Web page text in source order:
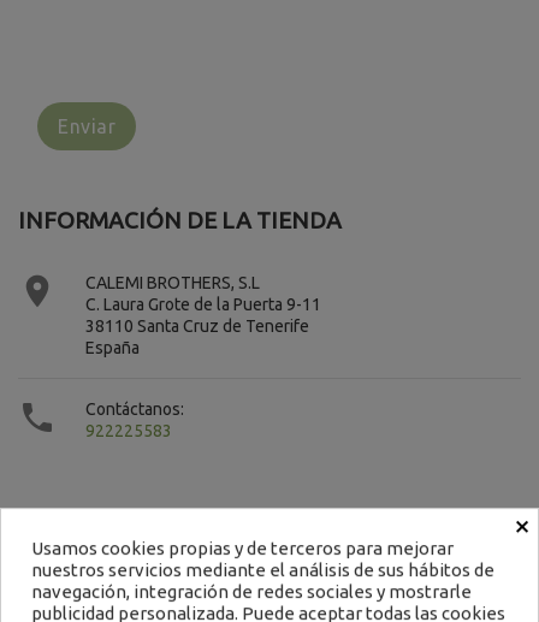
INFORMACIÓN DE LA TIENDA

CALEMI BROTHERS, S.L
C. Laura Grote de la Puerta 9-11
38110 Santa Cruz de Tenerife
España

Contáctanos:
922225583
Contacto
×
Usamos cookies propias y de terceros para mejorar
nuestros servicios mediante el análisis de sus hábitos de
navegación, integración de redes sociales y mostrarle
publicidad personalizada. Puede aceptar todas las cookies